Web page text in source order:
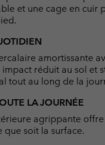
et une cage en cuir
amortissante
réduit au sol et
tout au long de la
LA JOURNÉE
agrippante
que soit la surface.